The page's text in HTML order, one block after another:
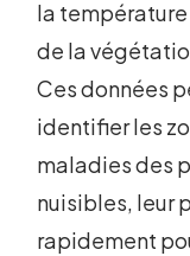
la
de la
Ces données
identifier les
maladies des
nuisibles, leur
rapidement